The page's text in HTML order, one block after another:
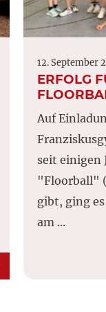
12. September
ERFOLG
Auf
seit einigen
"Floorball"
gibt, ging
am ...